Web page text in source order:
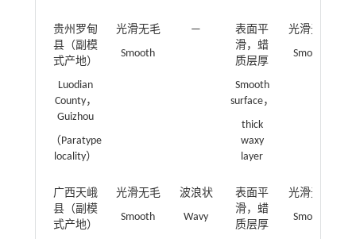
贵州罗甸
县（副模
式产地）
Luodian
County，
Guizhou
（Paratype
locality）
光滑无毛
Smooth
—
表面平
滑，蜡
质层厚
Smooth
surface，
thick
waxy
layer
光滑无毛
Smooth
广西天峨
县（副模
式产地）
光滑无毛
Smooth
波浪状
Wavy
表面平
滑，蜡
质层厚
光滑无毛
Smooth